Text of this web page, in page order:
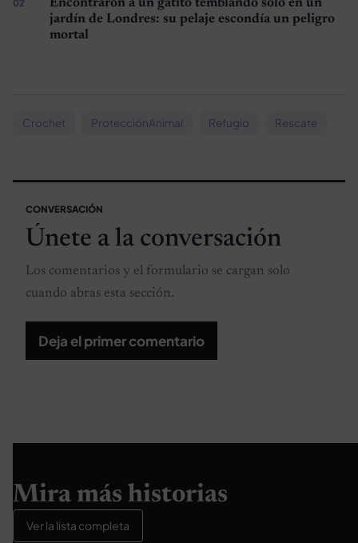
Encontraron a un gatito temblando solo en un
jardín de Londres: su pelaje escondía un peligro
mortal
Crochet ProtecciónAnimal Refugio Rescate
CONVERSACIÓN
Únete a la conversación
Los comentarios y el formulario se cargan solo
cuando abras esta sección.
Deja el primer comentario
Mira más historias
Ver la lista completa